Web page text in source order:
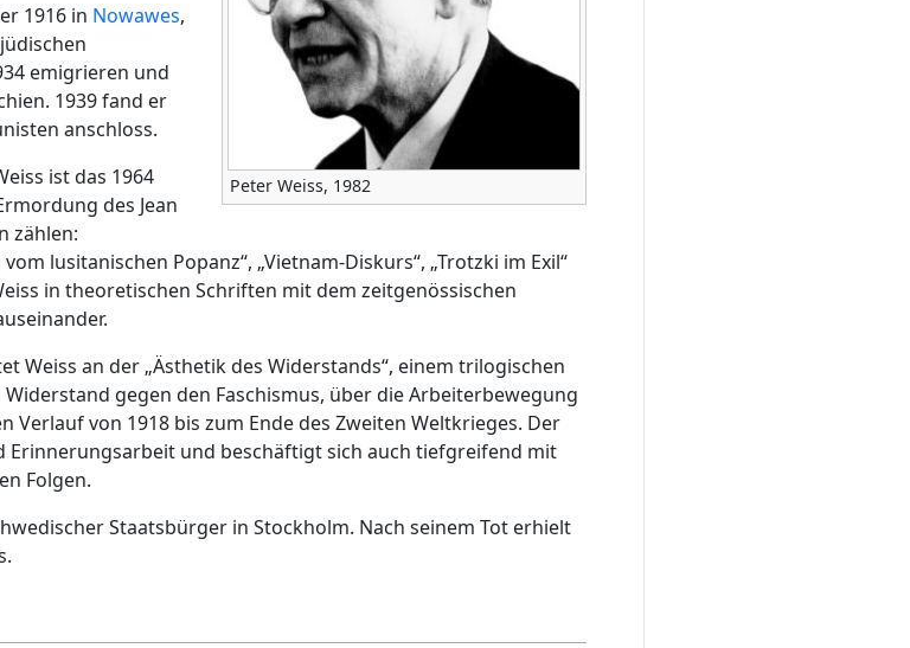
Peter Weiss, 1982
1916 in Nowawes,
emigrieren und
1939 fand er
anschloss.
ist das 1964
des Jean
zählen:
lusitanischen Popanz“, „Vietnam-Diskurs“, „Trotzki im Exil“
in theoretischen Schriften mit dem zeitgenössischen
Weiss an der „Ästhetik des Widerstands“, einem trilogischen
gegen den Faschismus, über die Arbeiterbewegung
von 1918 bis zum Ende des Zweiten Weltkrieges. Der
Erinnerungsarbeit und beschäftigt sich auch tiefgreifend mit
Folgen.
Staatsbürger in Stockholm. Nach seinem Tot erhielt